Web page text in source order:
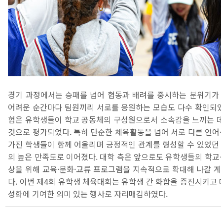
경기 과정에서는 승패를 넘어 협동과 배려를 중시하는 분위기
어려운 순간마다 팀원끼리 서로를 응원하는 모습도 다수 확인되
험은 유학생들이 학교 공동체의 구성원으로서 소속감을 느끼는
것으로 평가되었다. 특히 단순한 체육활동을 넘어 서로 다른 언어
가진 학생들이 함께 어울리며 긍정적인 관계를 형성할 수 있었
의 높은 만족도로 이어졌다. 대학 측은 앞으로도 유학생들의 학
상을 위해 교육·문화·교류 프로그램을 지속적으로 확대해 나갈
다. 이번 제4회 유학생 체육대회는 유학생 간 화합을 증진시키고
성화에 기여한 의미 있는 행사로 자리매김하였다.